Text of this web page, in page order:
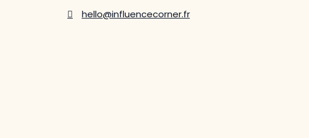
hello@influencecorner.fr